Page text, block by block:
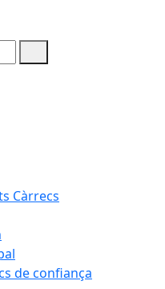
Càrrecs
de confiança